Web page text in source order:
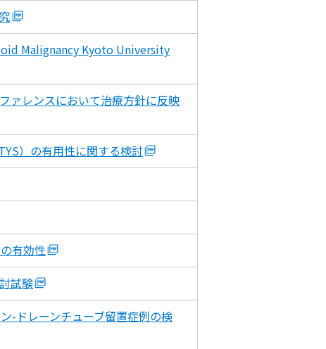
Malignancy Kyoto University
ァレンスにおいて治療方針に反映
）の有用性に関する検討
有効性
試験
-ドレーンチューブ留置症例の検